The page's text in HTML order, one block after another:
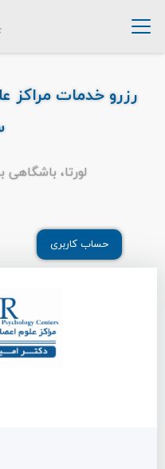
رزرو خدمات مراکز
لورتا، باشگاهی
حساب کاربری